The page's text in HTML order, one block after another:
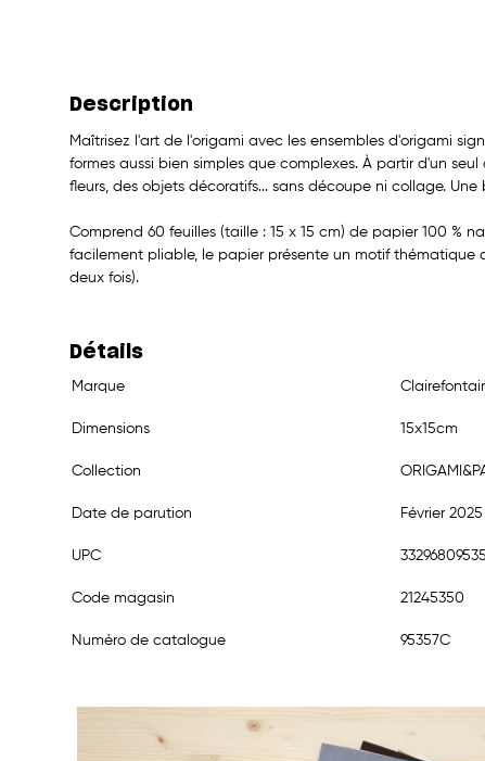
Description
Maîtrisez l'art de l'origami avec les ensembles d'origami
formes aussi bien simples que complexes. À partir d'un
fleurs, des objets décoratifs... sans découpe ni collage.
Comprend 60 feuilles (taille : 15 x 15 cm) de papier 100 %
facilement pliable, le papier présente un motif thématique
deux fois).
Détails
Marque
Dimensions 15x15cm
Collection
Date de parution Février 2025
UPC
Code magasin 21245350
Numéro de catalogue 95357C